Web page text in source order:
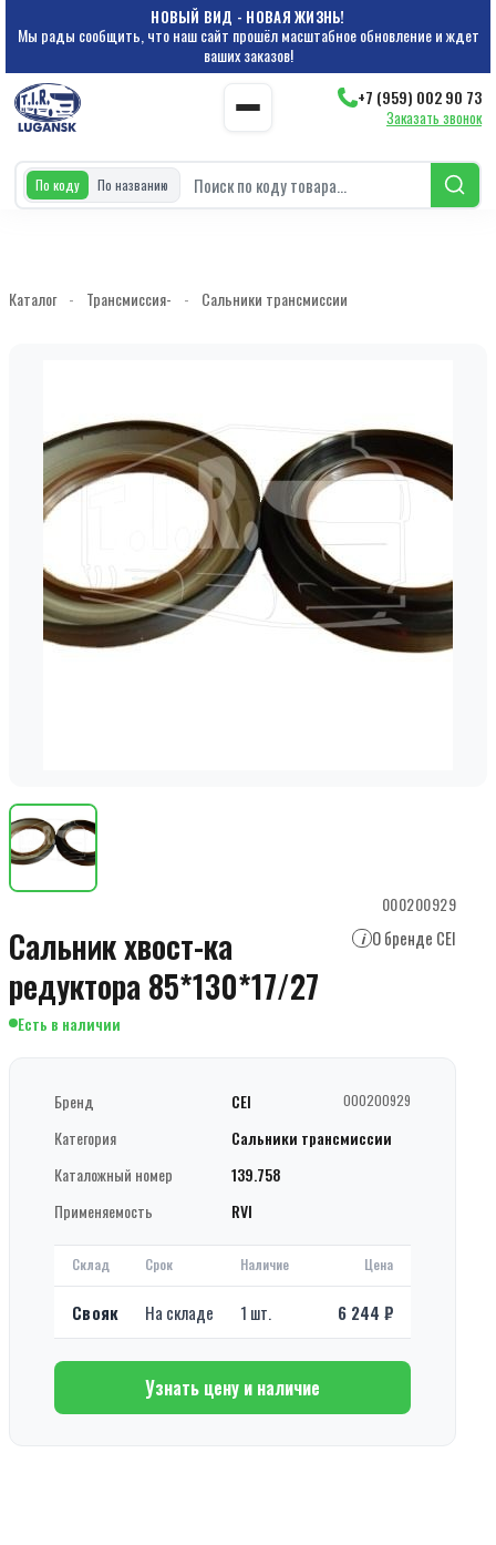
НОВЫЙ ВИД - НОВАЯ ЖИЗНЬ!
Мы рады сообщить, что наш сайт прошёл масштабное обновление и ждет
ваших заказов!
+7 (959) 002 90 73
Заказать звонок
По коду По названию
Каталог - Трансмиссия- - Сальники трансмиссии
000200929
Сальник хвост-ка
редуктора 85*130*17/27
i О бренде CEI
Есть в наличии
Бренд CEI 000200929
Категория
Сальники трансмиссии
Каталожный номер
139.758
Применяемость
RVI
Склад Срок Наличие Цена
Свояк На складе 1 шт. 6 244 ₽
Узнать цену и наличие